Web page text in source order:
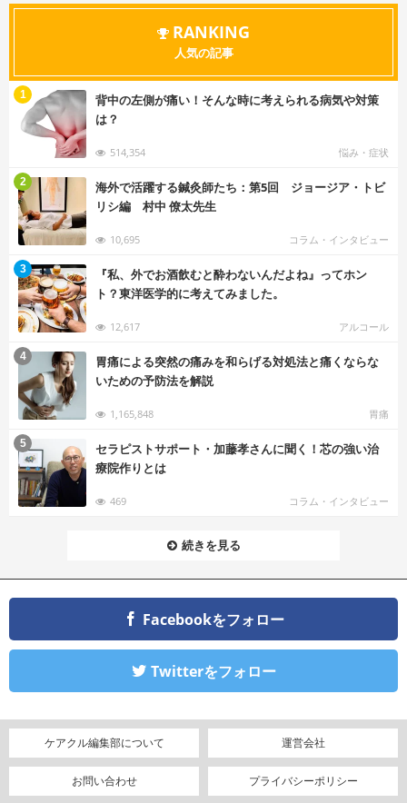
RANKING
人気の記事
背中の左側が痛い！そんな時に考えられる病気や対策
は？
514,354 悩み・症状
1
海外で活躍する鍼灸師たち：第5回 ジョージア・トビ
リシ編 村中 僚太先生
10,695 コラム・インタビュー
2
『私、外でお酒飲むと酔わないんだよね』ってホン
ト？東洋医学的に考えてみました。
12,617 アルコール
3
胃痛による突然の痛みを和らげる対処法と痛くならな
いための予防法を解説
1,165,848 胃痛
4
セラピストサポート・加藤孝さんに聞く！芯の強い治
療院作りとは
469 コラム・インタビュー
5
続きを見る
Facebookをフォロー
Twitterをフォロー
ケアクル編集部について 運営会社
お問い合わせ プライバシーポリシー